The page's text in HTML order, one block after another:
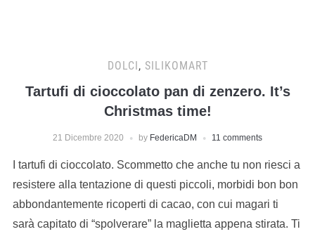
DOLCI, SILIKOMART
Tartufi di cioccolato pan di zenzero. It’s
Christmas time!
21 Dicembre 2020 by FedericaDM 11 comments
I tartufi di cioccolato. Scommetto che anche tu non riesci a
resistere alla tentazione di questi piccoli, morbidi bon bon
abbondantemente ricoperti di cacao, con cui magari ti
sarà capitato di “spolverare” la maglietta appena stirata. Ti